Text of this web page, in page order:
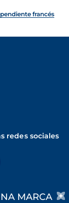
francés
redes sociales
MARCA